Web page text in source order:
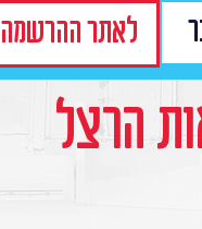
לאתר ההרשמה
הרצל